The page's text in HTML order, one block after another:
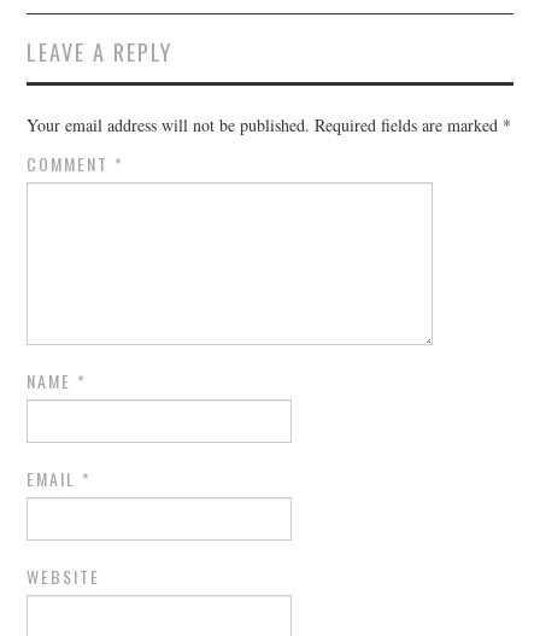
LEAVE A REPLY
Your email address will not be published. Required fields are marked *
COMMENT *
NAME *
EMAIL *
WEBSITE